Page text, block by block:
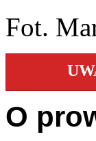
Fot.
O